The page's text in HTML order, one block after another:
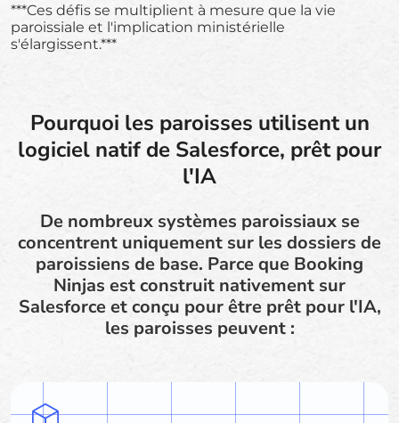
***Ces défis se multiplient à mesure que la vie
paroissiale et l'implication ministérielle
s'élargissent.***
Pourquoi les paroisses utilisent un
logiciel natif de Salesforce, prêt pour
l'IA
De nombreux systèmes paroissiaux se
concentrent uniquement sur les dossiers de
paroissiens de base. Parce que Booking
Ninjas est construit nativement sur
Salesforce et conçu pour être prêt pour l'IA,
les paroisses peuvent :